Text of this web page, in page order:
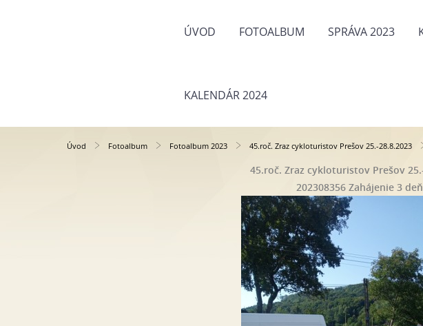
ÚVOD FOTOALBUM SPRÁVA 2023
KALENDÁR 2024
Úvod Fotoalbum Fotoalbum 2023 45.roč. Zraz cykloturistov Prešov 25.-28.8.2023
45.roč. Zraz cykloturistov Prešov
202308356 Zahájenie 3 deň